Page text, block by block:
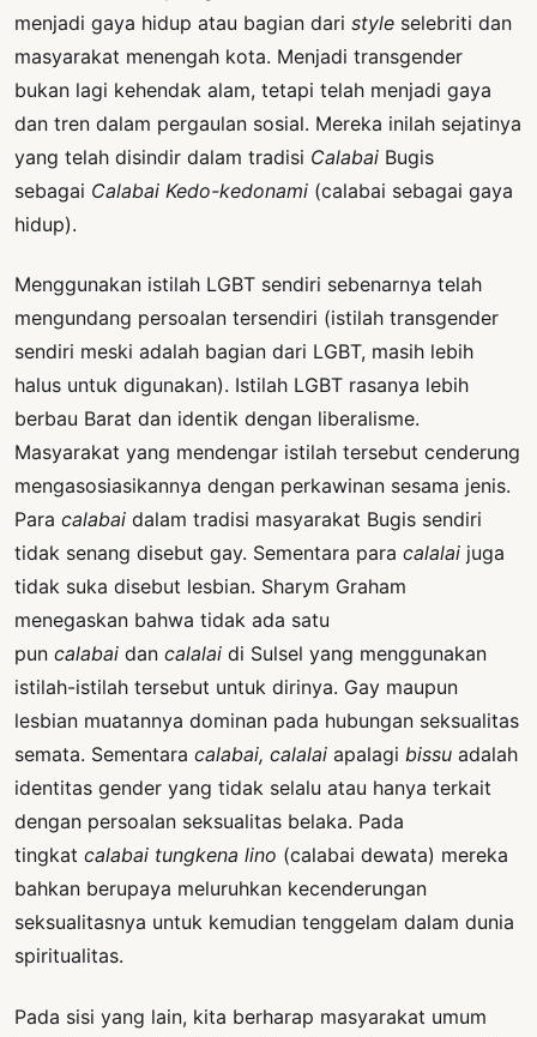
menjadi gaya hidup atau bagian dari style selebriti dan
masyarakat menengah kota. Menjadi transgender
bukan lagi kehendak alam, tetapi telah menjadi gaya
dan tren dalam pergaulan sosial. Mereka inilah sejatinya
yang telah disindir dalam tradisi Calabai Bugis
sebagai Calabai Kedo-kedonami (calabai sebagai gaya
hidup).
Menggunakan istilah LGBT sendiri sebenarnya telah
mengundang persoalan tersendiri (istilah transgender
sendiri meski adalah bagian dari LGBT, masih lebih
halus untuk digunakan). Istilah LGBT rasanya lebih
berbau Barat dan identik dengan liberalisme.
Masyarakat yang mendengar istilah tersebut cenderung
mengasosiasikannya dengan perkawinan sesama jenis.
Para calabai dalam tradisi masyarakat Bugis sendiri
tidak senang disebut gay. Sementara para calalai juga
tidak suka disebut lesbian. Sharym Graham
menegaskan bahwa tidak ada satu
pun calabai dan calalai di Sulsel yang menggunakan
istilah-istilah tersebut untuk dirinya. Gay maupun
lesbian muatannya dominan pada hubungan seksualitas
semata. Sementara calabai, calalai apalagi bissu adalah
identitas gender yang tidak selalu atau hanya terkait
dengan persoalan seksualitas belaka. Pada
tingkat calabai tungkena lino (calabai dewata) mereka
bahkan berupaya meluruhkan kecenderungan
seksualitasnya untuk kemudian tenggelam dalam dunia
spiritualitas.
Pada sisi yang lain, kita berharap masyarakat umum